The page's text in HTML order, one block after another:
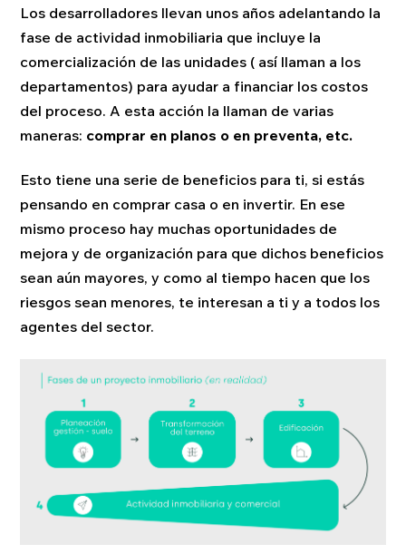
Los desarrolladores llevan unos años adelantando la
fase de actividad inmobiliaria que incluye la
comercialización de las unidades ( así llaman a los
departamentos) para ayudar a financiar los costos
del proceso. A esta acción la llaman de varias
maneras: comprar en planos o en preventa, etc.
Esto tiene una serie de beneficios para ti, si estás
pensando en comprar casa o en invertir. En ese
mismo proceso hay muchas oportunidades de
mejora y de organización para que dichos beneficios
sean aún mayores, y como al tiempo hacen que los
riesgos sean menores, te interesan a ti y a todos los
agentes del sector.